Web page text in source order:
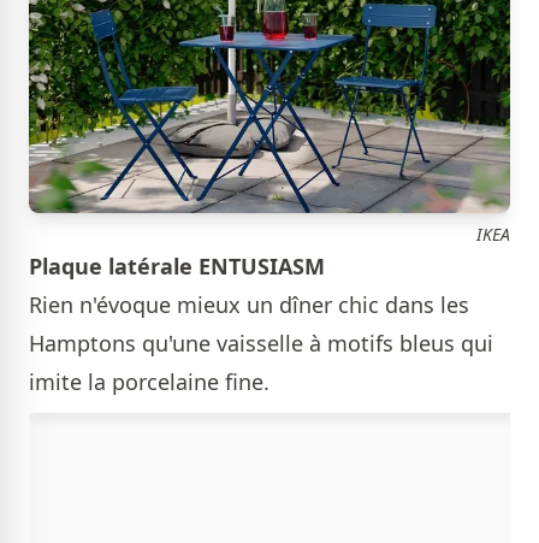
IKEA
Plaque latérale ENTUSIASM
Rien n'évoque mieux un dîner chic dans les
Hamptons qu'une vaisselle à motifs bleus qui
imite la porcelaine fine.